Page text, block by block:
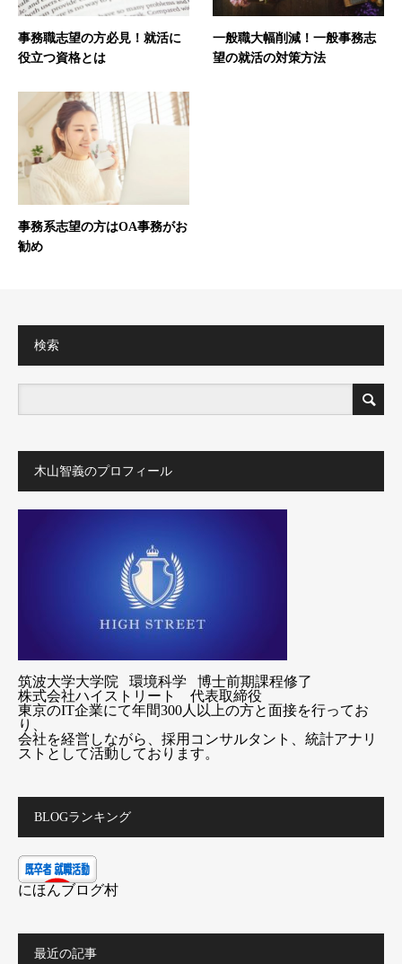
事務職志望の方必見！就活に
役立つ資格とは
一般職大幅削減！一般事務志
望の就活の対策方法
事務系志望の方はOA事務がお
勧め
検索
木山智義のプロフィール
筑波大学大学院 環境科学 博士前期課程修了
株式会社ハイストリート 代表取締役
東京のIT企業にて年間300人以上の方と面接を行ってお
り、
会社を経営しながら、採用コンサルタント、統計アナリ
ストとして活動しております。
BLOGランキング
にほんブログ村
最近の記事